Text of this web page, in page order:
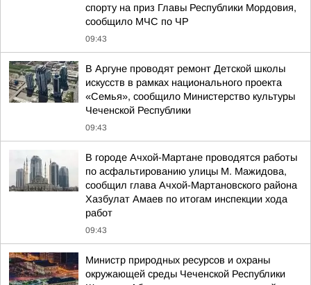
спорту на приз Главы Республики Мордовия,
сообщило МЧС по ЧР
09:43
В Аргуне проводят ремонт Детской школы
искусств в рамках национального проекта
«Семья», сообщило Министерство культуры
Чеченской Республики
09:43
В городе Ачхой-Мартане проводятся работы
по асфальтированию улицы М. Мажидова,
сообщил глава Ачхой-Мартановского района
Хазбулат Амаев по итогам инспекции хода
работ
09:43
Министр природных ресурсов и охраны
окружающей среды Чеченской Республики